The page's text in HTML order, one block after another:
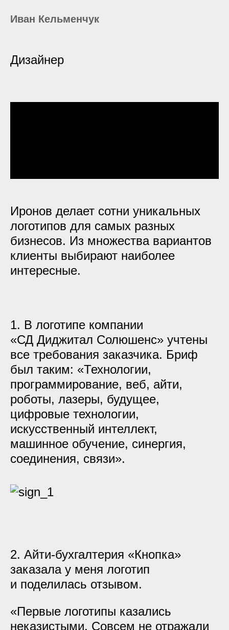
Иван Кельменчук
Дизайнер
Иронов делает сотни уникальных
логотипов для самых разных
бизнесов. Из множества вариантов
клиенты выбирают наиболее
интересные.
1. В логотипе компании
«СД Диджитал Солюшенс» учтены
все требования заказчика. Бриф
был таким: «Технологии,
программирование, веб, айти,
роботы, лазеры, будущее,
цифровые технологии,
искусственный интеллект,
машинное обучение, синергия,
соединения, связи».
2. Айти-бухгалтерия «Кнопка»
заказала у меня логотип
и поделилась отзывом.
«Первые логотипы казались
неказистыми. Совсем не отражали